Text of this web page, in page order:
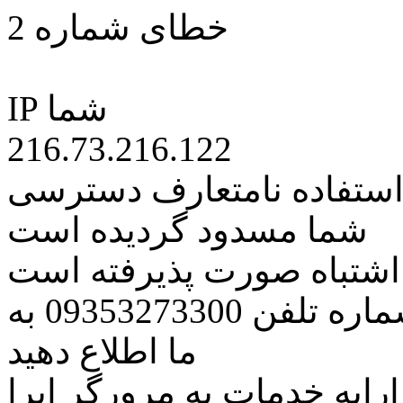
خطای شماره 2
IP شما
216.73.216.122
نامتعارف دسترسی
شما مسدود گردیده است
اشتباه صورت پذیرفته است
مراتب این مسئله را از طریق شماره تلفن 09353273300 به
ما اطلاع دهید
خدمات به مرورگر اپرا